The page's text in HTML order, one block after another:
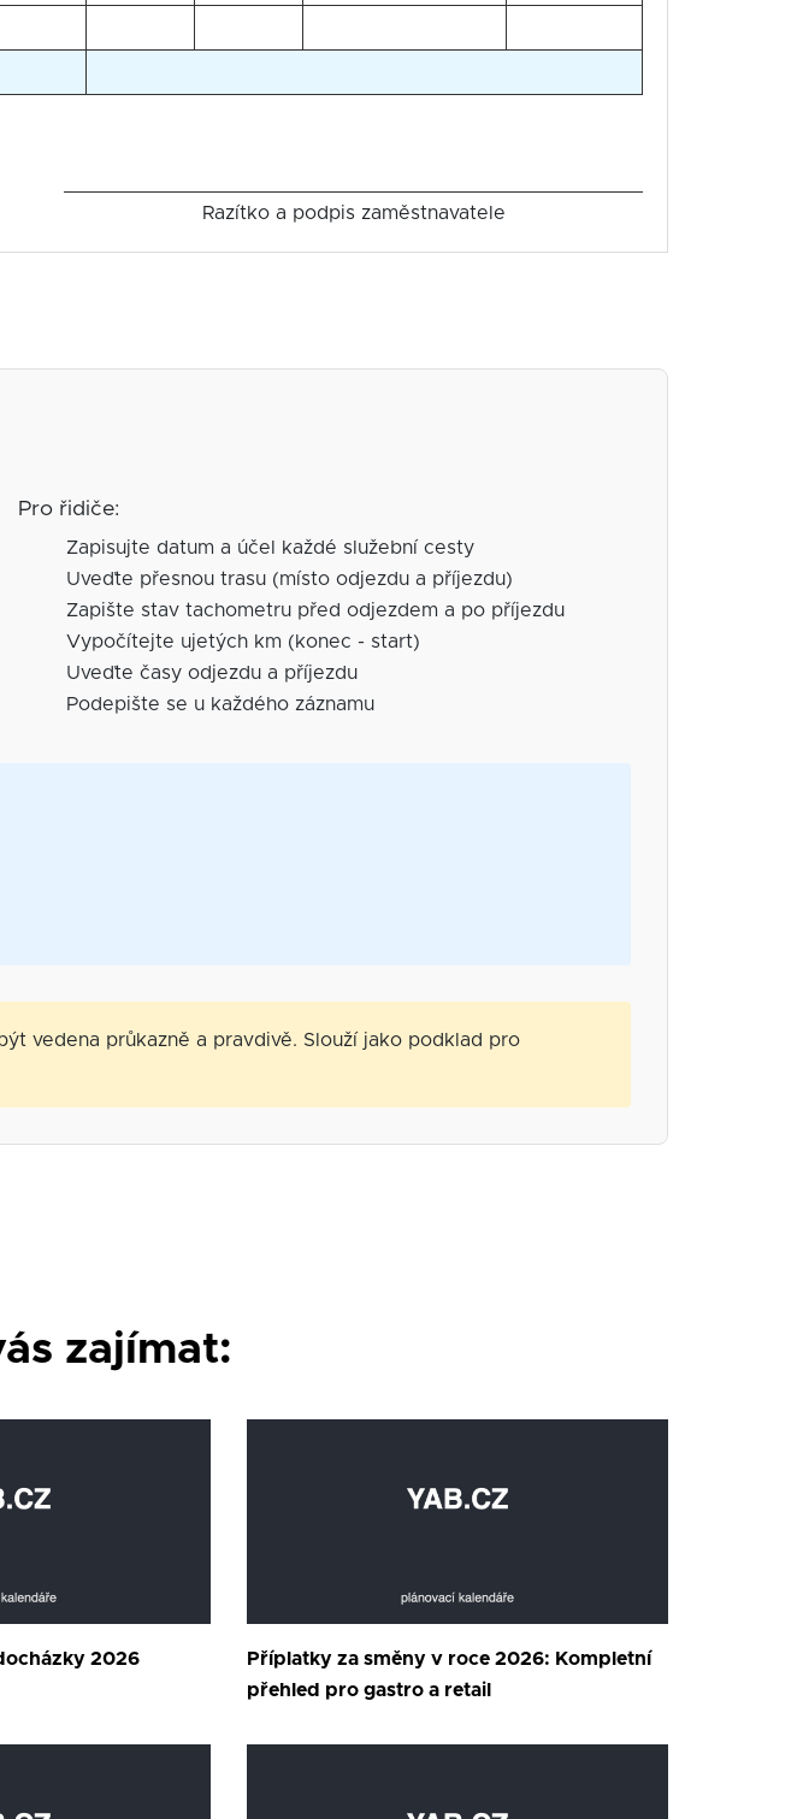
Razítko a podpis zaměstnavatele
Pro řidiče:
Zapisujte datum a účel každé služební cesty
Uveďte přesnou trasu (místo odjezdu a příjezdu)
Zapište stav tachometru před odjezdem a po příjezdu
Vypočítejte ujetých km (konec - start)
Uveďte časy odjezdu a příjezdu
Podepište se u každého záznamu
vedena průkazně a pravdivě. Slouží jako podklad pro
zajímat:
2026
Příplatky za směny v roce 2026: Kompletní
přehled pro gastro a retail